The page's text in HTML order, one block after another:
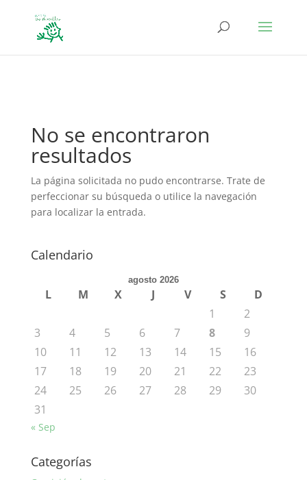
No se encontraron
resultados
La página solicitada no pudo encontrarse. Trate de
perfeccionar su búsqueda o utilice la navegación
para localizar la entrada.
Calendario
agosto 2026
L M X J V S
D
1
2
3
4 5 6 7 8
9
10
11 12 13 14 15
16
17
18 19 20 21 22
23
24
25 26 27 28 29
30
31
« Sep
Categorías